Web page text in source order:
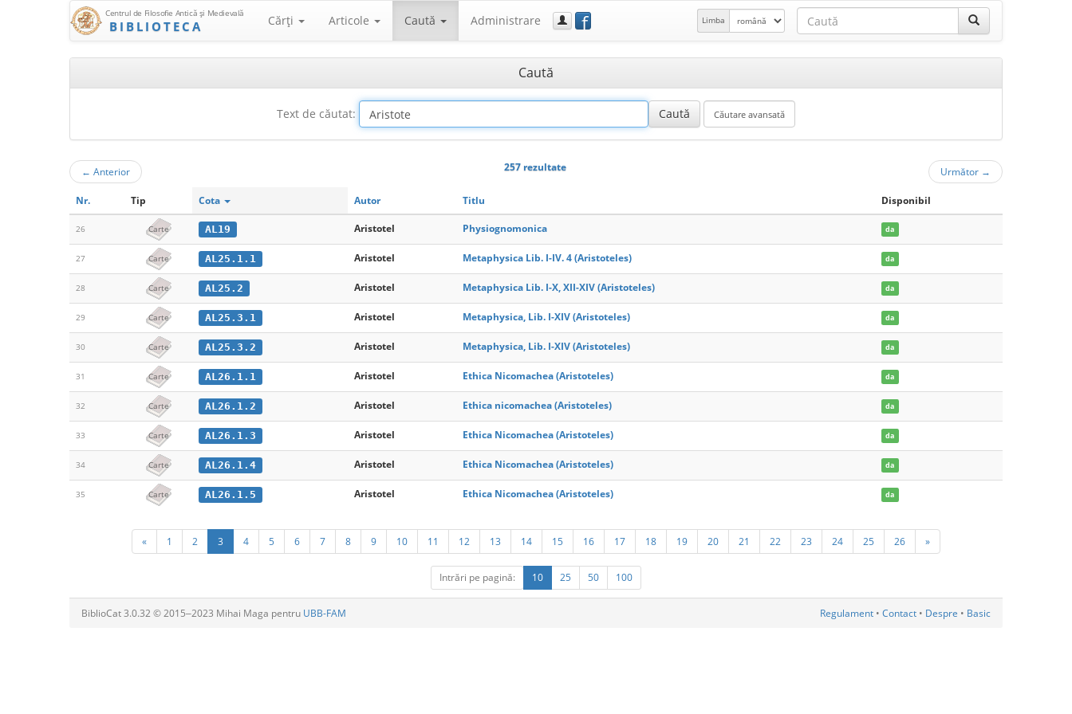
Centrul de Filosofie Antică şi Medievală
BIBLIOTECA Cărţi Articole Caută Administrare f Limba
Caută
Text de căutat:
← Anterior 257 rezultate Următor →
Nr. Tip Cota Autor Titlu Disponibil
26 Carte AL19 Aristotel Physiognomonica da
27 Carte AL25.1.1 Aristotel Metaphysica Lib. I-IV. 4 (Aristoteles) da
28 Carte AL25.2 Aristotel Metaphysica Lib. I-X, XII-XIV (Aristoteles) da
29 Carte AL25.3.1 Aristotel Metaphysica, Lib. I-XIV (Aristoteles) da
30 Carte AL25.3.2 Aristotel Metaphysica, Lib. I-XIV (Aristoteles) da
31 Carte AL26.1.1 Aristotel Ethica Nicomachea (Aristoteles) da
32 Carte AL26.1.2 Aristotel Ethica nicomachea (Aristoteles) da
33 Carte AL26.1.3 Aristotel Ethica Nicomachea (Aristoteles) da
34 Carte AL26.1.4 Aristotel Ethica Nicomachea (Aristoteles) da
35 Carte AL26.1.5 Aristotel Ethica Nicomachea (Aristoteles) da
« 1 2 3 4 5 6 7 8 9 10 11 12 13 14 15 16 17 18 19 20 21 22 23 24 25 26 »
Intrări pe pagină: 10 25 50 100
BiblioCat 3.0.32 © 2015‒2023 Mihai Maga pentru UBB-FAM Regulament • Contact • Despre • Basic